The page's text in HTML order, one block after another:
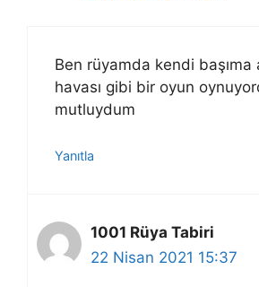
Ben rüyamda kendi başıma
havası gibi bir oyun
mutluydum
Yanıtla
1001 Rüya Tabiri
22 Nisan 2021 15:37